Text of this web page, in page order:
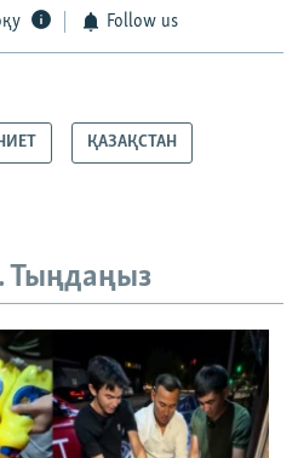
Follow us
ҚАЗАҚСТАН
Тыңдаңыз